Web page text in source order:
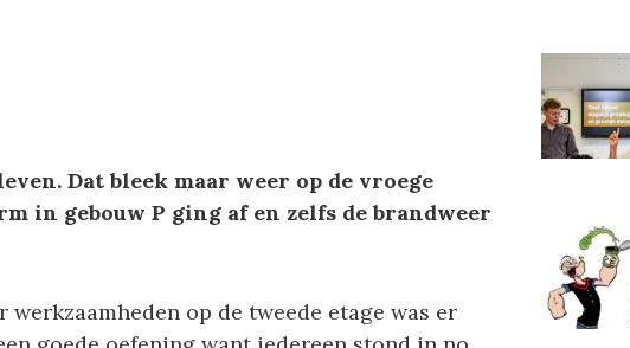
Dat bleek maar weer op de vroege
in gebouw P ging af en zelfs de brandweer
op de tweede etage was er